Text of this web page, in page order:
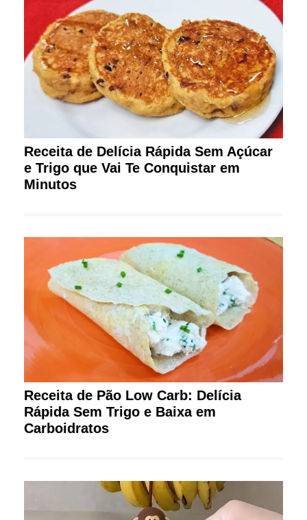
Receita de Delícia Rápida Sem Açúcar
e Trigo que Vai Te Conquistar em
Minutos
Receita de Pão Low Carb: Delícia
Rápida Sem Trigo e Baixa em
Carboidratos